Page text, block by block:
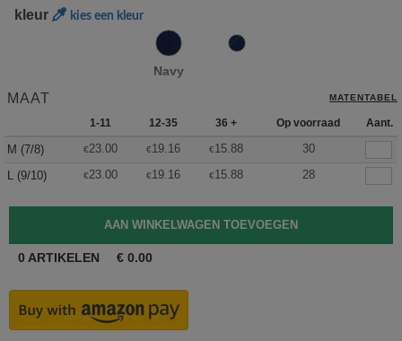
kleur kies een kleur
Navy
MAAT MATENTABEL
1-11 12-35 36 + Op voorraad Aant.
M (7/8) €23.00 €19.16 €15.88
30
L (9/10)
€23.00 €19.16 €15.88 28
0 ARTIKELEN € 0.00